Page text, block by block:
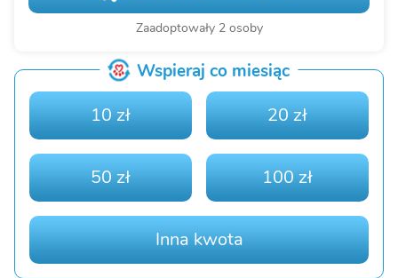
Zaadoptowały 2 osoby
Wspieraj co miesiąc
10 zł 20 zł
50 zł 100 zł
Inna kwota